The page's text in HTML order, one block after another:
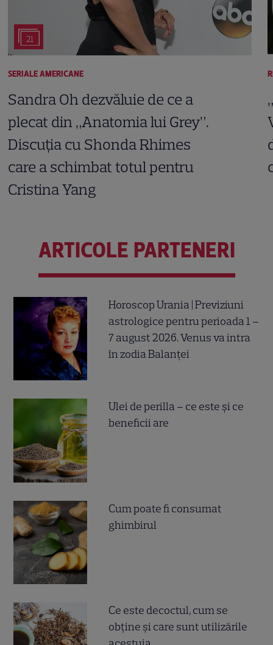
21
SERIALE AMERICANE
Sandra Oh dezvăluie de ce a
plecat din „Anatomia lui Grey”.
Discuția cu Shonda Rhimes
care a schimbat totul pentru
Cristina Yang
ARTICOLE PARTENERI
Horoscop Urania | Previziuni
astrologice pentru perioada 1 –
7 august 2026. Venus va intra
în zodia Balanței
Ulei de perilla – ce este și ce
beneficii are
Cum poate fi consumat
ghimbirul
Ce este decoctul, cum se
obţine şi care sunt utilizările